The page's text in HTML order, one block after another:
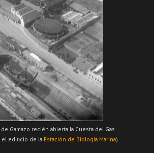
Gamazo recién abierta la Cuesta del Gas
el edificio de la Estación de Biología Marina)